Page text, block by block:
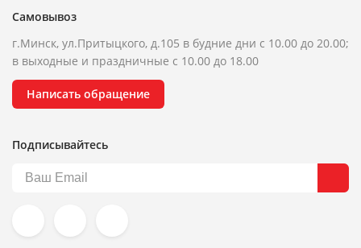
Самовывоз
г.Минск, ул.Притыцкого, д.105 в будние дни с 10.00 до 20.00;
в выходные и праздничные с 10.00 до 18.00
Написать обращение
Подписывайтесь